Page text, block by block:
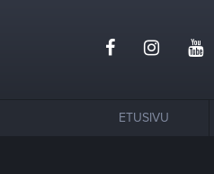
ETUSIVU